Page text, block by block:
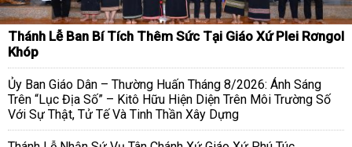
Thánh Lễ Ban Bí Tích Thêm Sức Tại Giáo Xứ Plei Rơngol
Khóp
Ủy Ban Giáo Dân – Thường Huấn Tháng 8/2026: Ánh Sáng
Trên “Lục Địa Số” – Kitô Hữu Hiện Diện Trên Môi Trường Số
Với Sự Thật, Tử Tế Và Tinh Thần Xây Dựng